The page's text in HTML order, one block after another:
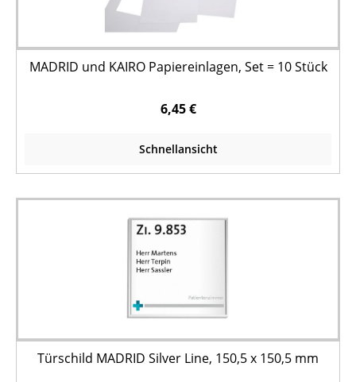
MADRID und KAIRO Papiereinlagen, Set = 10 Stück
6,45 €
Schnellansicht
Türschild MADRID Silver Line, 150,5 x 150,5 mm